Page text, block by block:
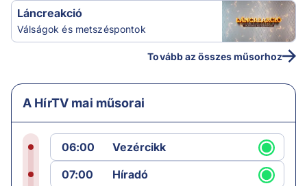
Láncreakció
Válságok és metszéspontok
Tovább az összes műsorhoz
A HírTV mai műsorai
06:00
Vezércikk
07:00
Híradó